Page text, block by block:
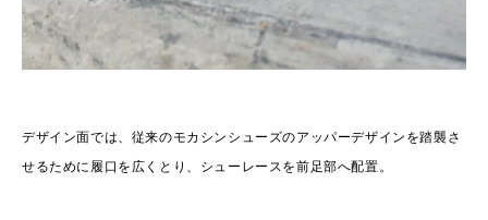
デザイン面では、従来のモカシンシューズのアッパーデザインを踏襲さ
せるために履口を広くとり、シューレースを前足部へ配置。